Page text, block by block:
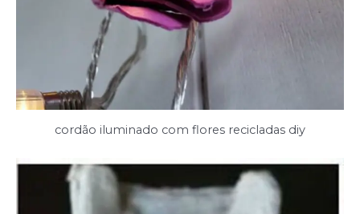
cordão iluminado com flores recicladas diy